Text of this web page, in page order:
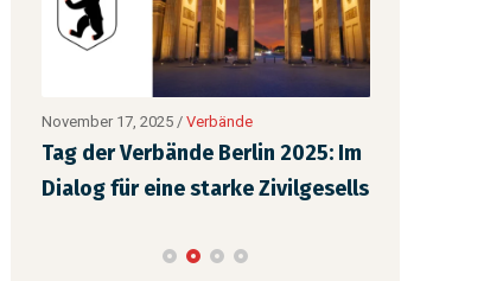
November 17, 2025 /Verbände
Tag der Verbände Berlin 2025: Im
Dialog für eine starke Zivilgesells